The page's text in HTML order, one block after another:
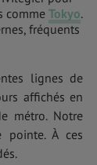
comme Tokyo.
fréquents
lignes de
affichés en
métro. Notre
pointe. À ces